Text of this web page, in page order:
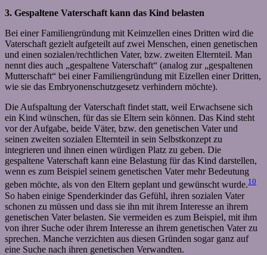
3. Gespaltene Vaterschaft kann das Kind belasten
Bei einer Familiengründung mit Keimzellen eines Dritten wird die
Vaterschaft gezielt aufgeteilt auf zwei Menschen, einen genetischen
und einen sozialen/rechtlichen Vater, bzw. zweiten Elternteil. Man
nennt dies auch „gespaltene Vaterschaft“ (analog zur „gespaltenen
Mutterschaft“ bei einer Familiengründung mit Eizellen einer Dritten,
wie sie das Embryonenschutzgesetz verhindern möchte).
Die Aufspaltung der Vaterschaft findet statt, weil Erwachsene sich
ein Kind wünschen, für das sie Eltern sein können. Das Kind steht
vor der Aufgabe, beide Väter, bzw. den genetischen Vater und
seinen zweiten sozialen Elternteil in sein Selbstkonzept zu
integrieren und ihnen einen würdigen Platz zu geben. Die
gespaltene Vaterschaft kann eine Belastung für das Kind darstellen,
wenn es zum Beispiel seinem genetischen Vater mehr Bedeutung
geben möchte, als von den Eltern geplant und gewünscht wurde.10
So haben einige Spenderkinder das Gefühl, ihren sozialen Vater
schonen zu müssen und dass sie ihn mit ihrem Interesse an ihrem
genetischen Vater belasten. Sie vermeiden es zum Beispiel, mit ihm
von ihrer Suche oder ihrem Interesse an ihrem genetischen Vater zu
sprechen. Manche verzichten aus diesen Gründen sogar ganz auf
eine Suche nach ihren genetischen Verwandten.